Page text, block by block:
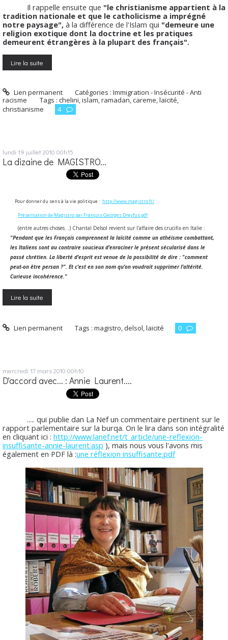
Il rappelle ensuite que "le christianisme appartient à la
tradition nationale et que le catholicisme a imprégné
notre paysage", à la différence de l'Islam qui "demeure une
religion exotique dont la doctrine et les pratiques
demeurent étrangères à la plupart des français".
Lire la suite
Lien permanent Catégories :Immigration - Insécurité - Anti
racisme
Tags : chelini islam ramadan careme laïcité
christianisme
4
lundi 19 juillet 2010 00h15
La dizaine de MAGISTRO...
Pour donner du sens à la vie politique : http://www.magistro.fr/
Présentation de Magistro par François Georges Dreyfus.pdf
(entre autres choses...) Chantal Delsol revient sur l'affaire des crucifix en Italie :
"Pendant que les Français comprennent la laïcité comme un athéisme combattant,
les Italiens sont au contraire soucieux d’enraciner le présent sécularisé dans le
passé chrétien. La liberté d’esprit est venue de la possibilité de dire : "comment
peut-on être persan ?". Et c’est en son nom qu’on voudrait supprimer l’altérité.
Curieuse incohérence."
Lire la suite
Lien permanent Tags :magistro, delsol,laïcité 0
mercredi 17 mars 2010 00h10
D'accord avec... : Annie Laurent....
..... qui publie dan La Nef un commentaire pertinent sur le
rapport parlementaire sur la burqa. On le lira dans son intégralité
en cliquant ici : http://www.lanef.net/t_article/une-reflexion-
insuffisante-annie-laurent.asp ), mais nous vous l'avons mis
également en PDF là :une réflexion insuffisante.pdf